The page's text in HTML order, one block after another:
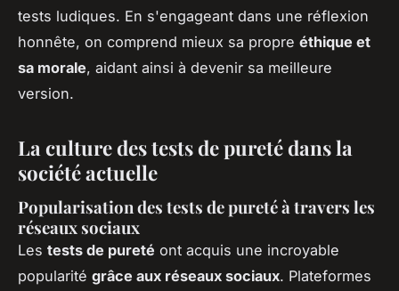
tests ludiques. En s'engageant dans une réflexion
honnête, on comprend mieux sa propre éthique et
sa morale, aidant ainsi à devenir sa meilleure
version.
La culture des tests de pureté dans la
société actuelle
Popularisation des tests de pureté à travers les
réseaux sociaux
Les tests de pureté ont acquis une incroyable
popularité grâce aux réseaux sociaux. Plateformes